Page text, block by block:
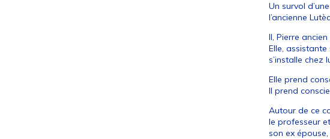
Un survol
l’ancienne
Il, Pierre
Elle,
s’installe chez
Elle prend
Il prend
Autour de ce
le professeur
son ex épouse,